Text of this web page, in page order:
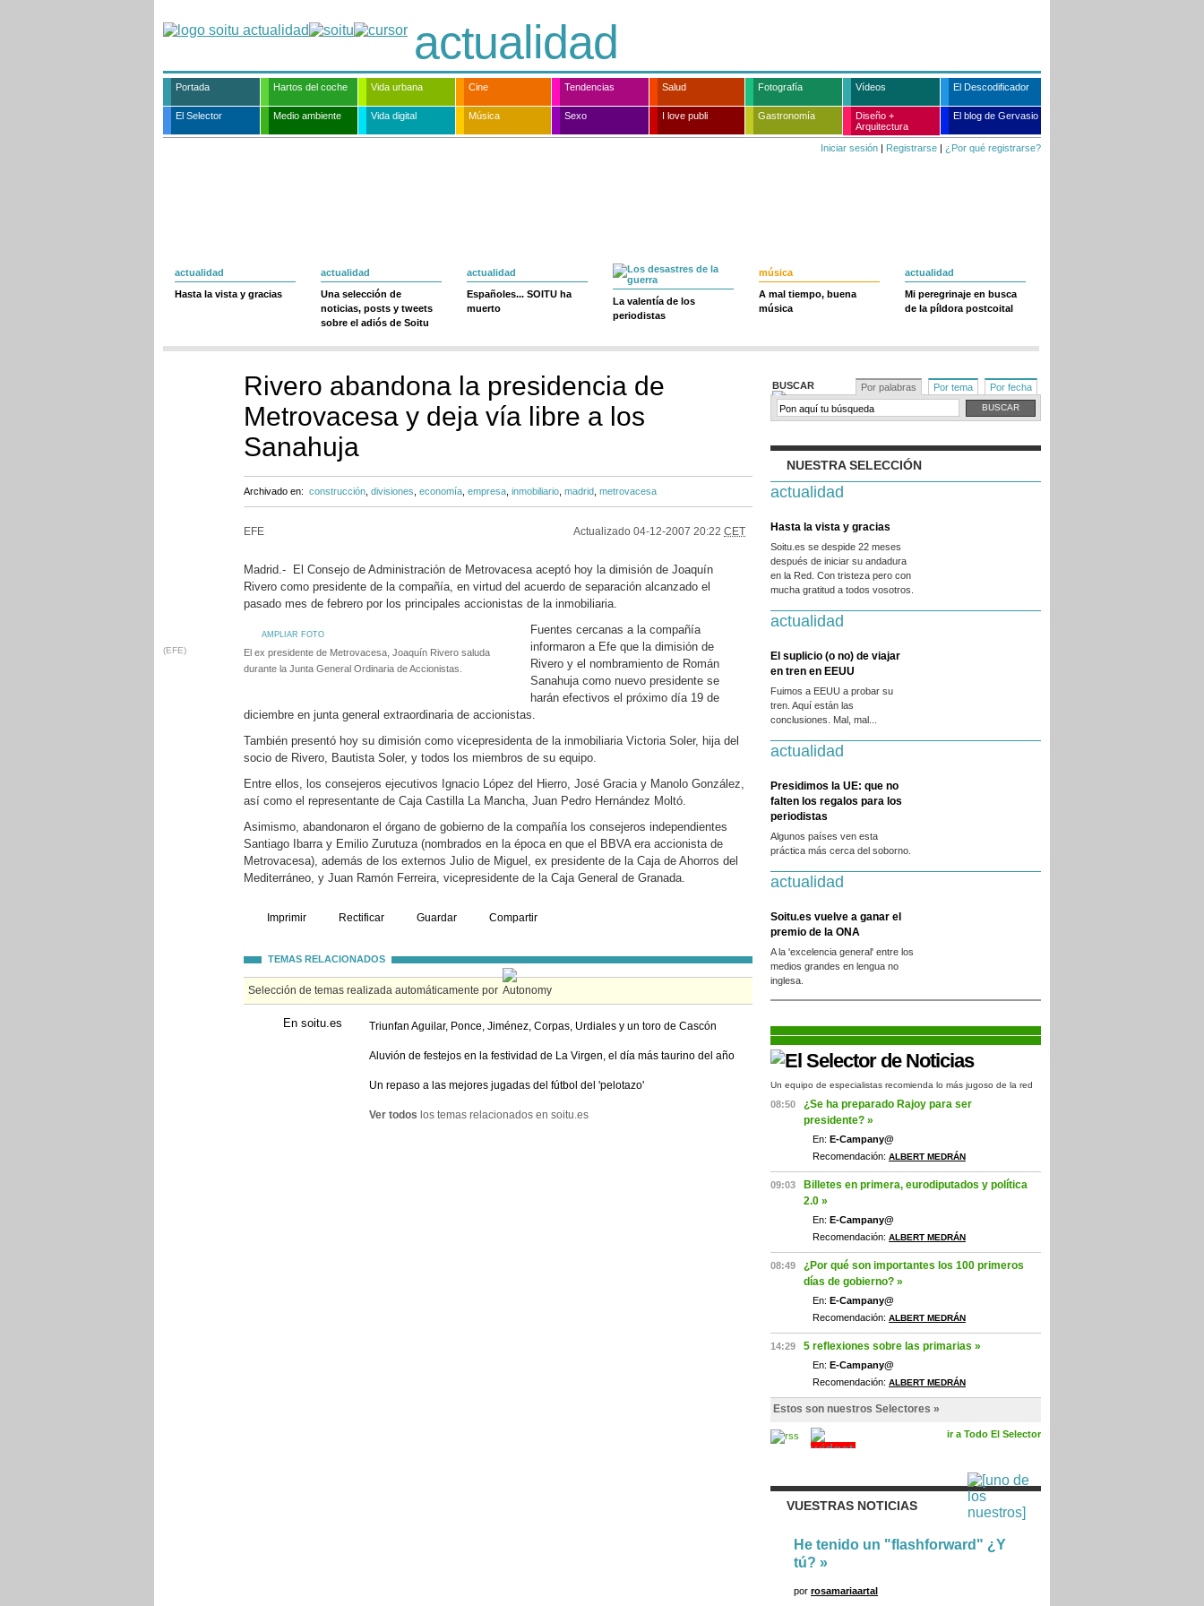
actualidad
Portada Hartos del coche Vida urbana Cine Tendencias Salud Fotografía Vídeos El Descodificador
El Selector Medio ambiente Vida digital Música Sexo I love publi Gastronomía
Diseño +
Arquitectura
El blog de Gervasio
Iniciar sesión | Registrarse | ¿Por qué registrarse?
actualidad
Hasta la vista y gracias
actualidad
Una selección de
noticias, posts y tweets
sobre el adiós de Soitu
actualidad
Españoles... SOITU ha
muerto
La valentía de los
periodistas
música
A mal tiempo, buena
música
actualidad
Mi peregrinaje en busca
de la píldora postcoital
Rivero abandona la presidencia de
Metrovacesa y deja vía libre a los
Sanahuja
Archivado en: construcción divisiones economía empresa inmobiliario madrid metrovacesa
EFE Actualizado 04-12-2007 20:22 CET
Madrid.- El Consejo de Administración de Metrovacesa aceptó hoy la dimisión de Joaquín
Rivero como presidente de la compañía, en virtud del acuerdo de separación alcanzado el
pasado mes de febrero por los principales accionistas de la inmobiliaria.
AMPLIAR FOTO
(EFE)
El ex presidente de Metrovacesa, Joaquín Rivero saluda
durante la Junta General Ordinaria de Accionistas.
Fuentes cercanas a la compañía
informaron a Efe que la dimisión de
Rivero y el nombramiento de Román
Sanahuja como nuevo presidente se
harán efectivos el próximo día 19 de
diciembre en junta general extraordinaria de accionistas.
También presentó hoy su dimisión como vicepresidenta de la inmobiliaria Victoria Soler, hija del
socio de Rivero, Bautista Soler, y todos los miembros de su equipo.
Entre ellos, los consejeros ejecutivos Ignacio López del Hierro, José Gracia y Manolo González,
así como el representante de Caja Castilla La Mancha, Juan Pedro Hernández Moltó.
Asimismo, abandonaron el órgano de gobierno de la compañía los consejeros independientes
Santiago Ibarra y Emilio Zurutuza (nombrados en la época en que el BBVA era accionista de
Metrovacesa), además de los externos Julio de Miguel, ex presidente de la Caja de Ahorros del
Mediterráneo, y Juan Ramón Ferreira, vicepresidente de la Caja General de Granada.
Imprimir Rectificar Guardar Compartir
TEMAS RELACIONADOS
Selección de temas realizada automáticamente por
En soitu.es Triunfan Aguilar, Ponce, Jiménez, Corpas, Urdiales y un toro de Cascón
Aluvión de festejos en la festividad de La Virgen, el día más taurino del año
Un repaso a las mejores jugadas del fútbol del 'pelotazo'
Ver todos los temas relacionados en soitu.es
BUSCAR Por palabras Por tema Por fecha
NUESTRA SELECCIÓN
actualidad
Hasta la vista y gracias
Soitu.es se despide 22 meses
después de iniciar su andadura
en la Red. Con tristeza pero con
mucha gratitud a todos vosotros.
actualidad
El suplicio (o no) de viajar
en tren en EEUU
Fuimos a EEUU a probar su
tren. Aquí están las
conclusiones. Mal, mal...
actualidad
Presidimos la UE: que no
falten los regalos para los
periodistas
Algunos países ven esta
práctica más cerca del soborno.
actualidad
Soitu.es vuelve a ganar el
premio de la ONA
A la 'excelencia general' entre los
medios grandes en lengua no
inglesa.
Un equipo de especialistas recomienda lo más jugoso de la red
08:50
¿Se ha preparado Rajoy para ser
presidente? »
En: E-Campany@
Recomendación: ALBERT MEDRÁN
09:03
Billetes en primera, eurodiputados y política
2.0 »
En: E-Campany@
Recomendación: ALBERT MEDRÁN
08:49
¿Por qué son importantes los 100 primeros
días de gobierno? »
En: E-Campany@
Recomendación: ALBERT MEDRÁN
14:29 5 reflexiones sobre las primarias »
En: E-Campany@
Recomendación: ALBERT MEDRÁN
Estos son nuestros Selectores »
ir a Todo El Selector
VUESTRAS NOTICIAS
He tenido un "flashforward" ¿Y
tú? »
por rosamariaartal